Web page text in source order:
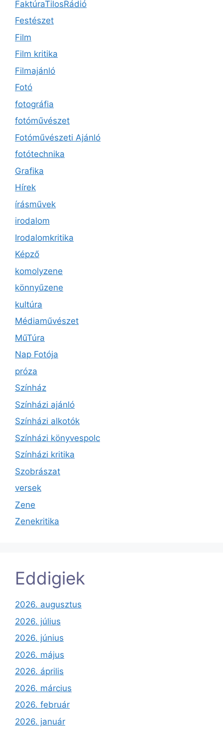
FaktúraTilosRádió
Festészet
Film
Film kritika
Filmajánló
Fotó
fotográfia
fotóművészet
Fotóművészeti Ajánló
fotótechnika
Grafika
Hírek
írásművek
irodalom
Irodalomkritika
Képző
komolyzene
könnyűzene
kultúra
Médiaművészet
MűTúra
Nap Fotója
próza
Színház
Színházi ajánló
Színházi alkotók
Színházi könyvespolc
Színházi kritika
Szobrászat
versek
Zene
Zenekritika
Eddigiek
2026. augusztus
2026. július
2026. június
2026. május
2026. április
2026. március
2026. február
2026. január